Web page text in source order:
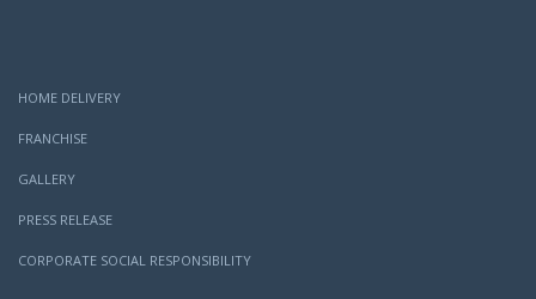
HOME DELIVERY
FRANCHISE
GALLERY
PRESS RELEASE
CORPORATE SOCIAL RESPONSIBILITY